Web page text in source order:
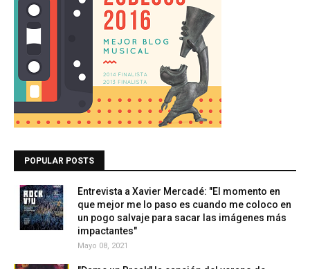
POPULAR POSTS
Entrevista a Xavier Mercadé: "El momento en
que mejor me lo paso es cuando me coloco en
un pogo salvaje para sacar las imágenes más
impactantes"
Mayo 08, 2021